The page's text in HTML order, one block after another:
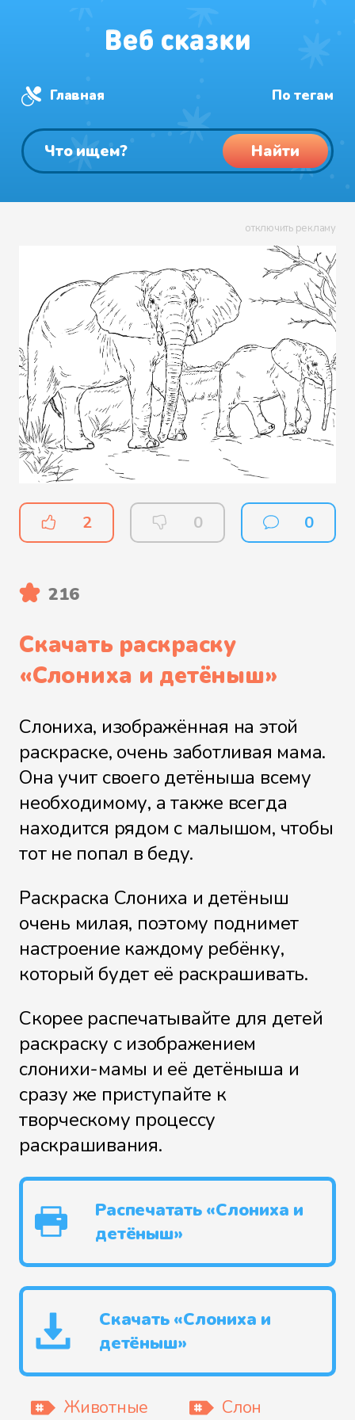
Главная По тегам
Найти
отключить рекламу
2 0 0
216
Скачать раскраску
«Слониха и детёныш»
Слониха, изображённая на этой
раскраске, очень заботливая мама.
Она учит своего детёныша всему
необходимому, а также всегда
находится рядом с малышом, чтобы
тот не попал в беду.
Раскраска Слониха и детёныш
очень милая, поэтому поднимет
настроение каждому ребёнку,
который будет её раскрашивать.
Скорее распечатывайте для детей
раскраску с изображением
слонихи-мамы и её детёныша и
сразу же приступайте к
творческому процессу
раскрашивания.
Распечатать «Слониха и
детёныш»
Скачать «Слониха и
детёныш»
Животные Слон